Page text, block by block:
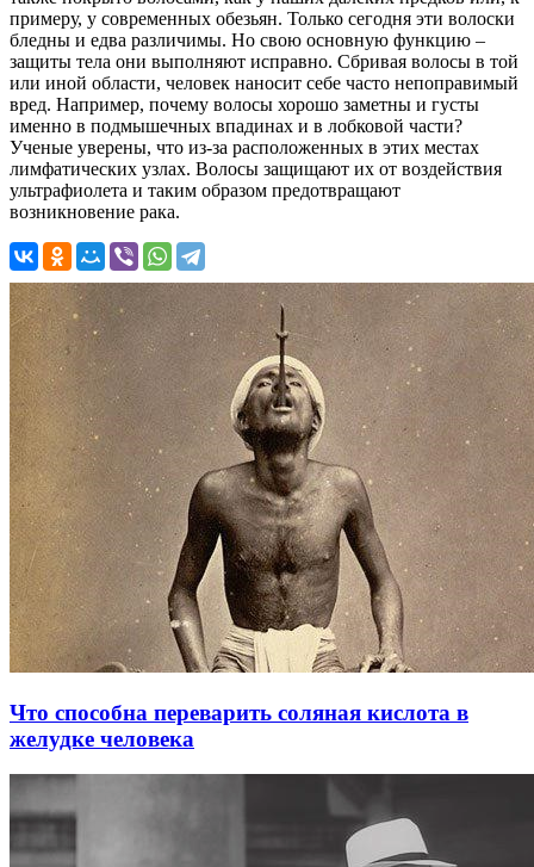
примеру, у современных обезьян. Только сегодня эти волоски
бледны и едва различимы. Но свою основную функцию –
защиты тела они выполняют исправно. Сбривая волосы в той
или иной области, человек наносит себе часто непоправимый
вред. Например, почему волосы хорошо заметны и густы
именно в подмышечных впадинах и в лобковой части?
Ученые уверены, что из-за расположенных в этих местах
лимфатических узлах. Волосы защищают их от воздействия
ультрафиолета и таким образом предотвращают
возникновение рака.
Что способна переварить соляная кислота в
желудке человека